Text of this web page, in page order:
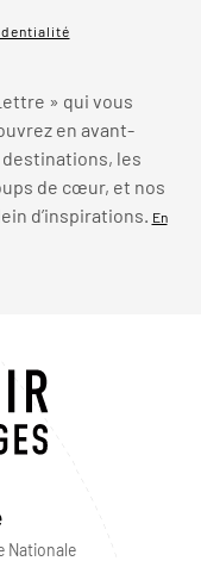
» qui vous
en avant-
les
de cœur, et nos
d’inspirations. En
Nationale